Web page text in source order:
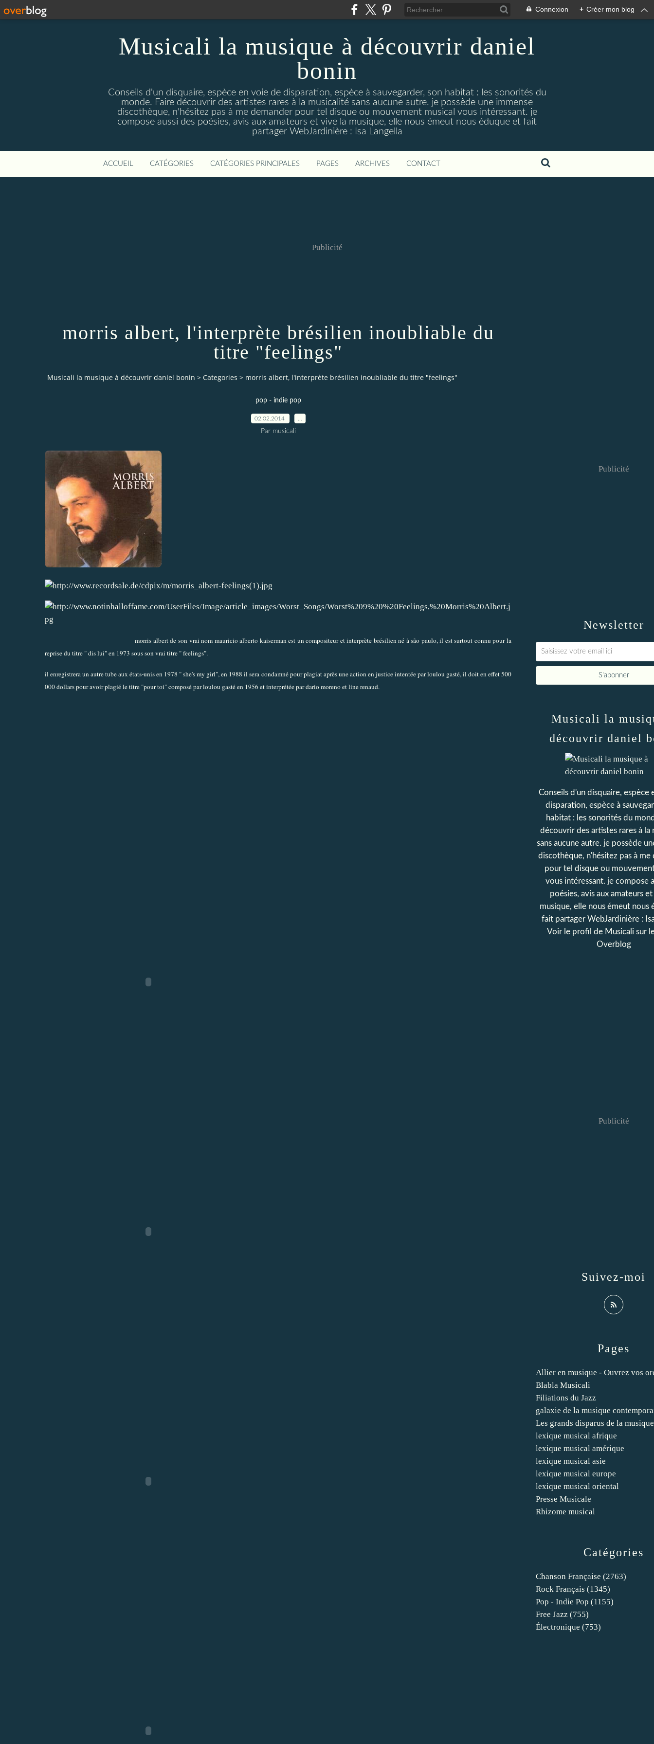
Connexion + Créer mon blog
Musicali la musique à découvrir daniel
bonin
Conseils d'un disquaire, espèce en voie de disparation, espèce à sauvegarder, son habitat : les sonorités du
monde. Faire découvrir des artistes rares à la musicalité sans aucune autre. je possède une immense
discothèque, n'hésitez pas à me demander pour tel disque ou mouvement musical vous intéressant. je
compose aussi des poésies, avis aux amateurs et vive la musique, elle nous émeut nous éduque et fait
partager WebJardinière : Isa Langella
ACCUEIL CATÉGORIES CATÉGORIES PRINCIPALES PAGES ARCHIVES CONTACT
Publicité
morris albert, l'interprète brésilien inoubliable du
titre "feelings"
Musicali la musique à découvrir daniel bonin > Categories > morris albert, l'interprète brésilien inoubliable du titre "feelings"
pop - indie pop
02.02.2014
Par musicali
morris albert de son vrai nom mauricio alberto kaiserman est un compositeur et interprète brésilien né à são paulo, il est surtout connu pour la
reprise du titre " dis lui" en 1973 sous son vrai titre " feelings".
il enregistrera un autre tube aux états-unis en 1978 " she's my girl", en 1988 il sera condamné pour plagiat après une action en justice intentée par loulou gasté, il doit en effet 500
000 dollars pour avoir plagié le titre "pour toi" composé par loulou gasté en 1956 et interprétée par dario moreno et line renaud.
Newsletter
Publicité
Catégories
Chanson Française (2763)
Rock Français (1345)
Pop - Indie Pop (1155)
Free Jazz (755)
Électronique (753)
Pages
Allier en musique - Ouvrez vos
Blabla Musicali
Filiations du Jazz
galaxie de la musique
Les grands disparus de la
lexique musical afrique
lexique musical amérique
lexique musical asie
lexique musical europe
lexique musical oriental
Presse Musicale
Rhizome musical
Musicali la
découvrir daniel
Conseils d'un disquaire, espèce
disparation, espèce à
habitat : les sonorités du
découvrir des artistes rares à la
sans aucune autre. je possède
discothèque, n'hésitez pas à me
pour tel disque ou
vous intéressant. je compose
poésies, avis aux amateurs
musique, elle nous émeut nous
fait partager WebJardinière :
Voir le profil de Musicali sur
Overblog
Suivez-moi
Publicité